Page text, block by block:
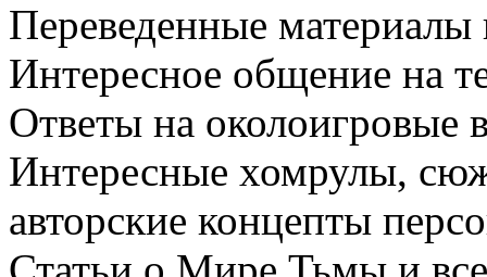
Переведенные
Интересное общение на
Ответы на околоигровые
Интересные хомрулы,
авторские концепты